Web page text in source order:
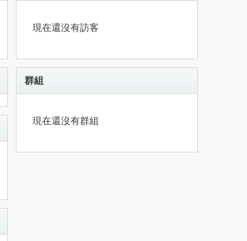
現在還沒有訪客
群組
現在還沒有群組